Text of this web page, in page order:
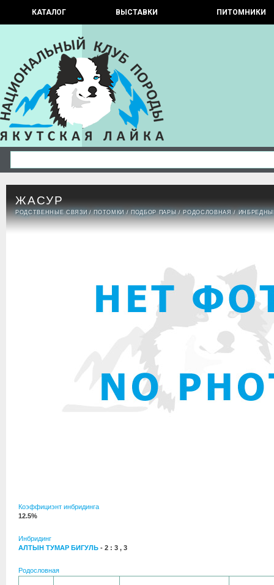
КАТАЛОГ ВЫСТАВКИ ПИТОМНИКИ
ЖАСУР
РОДСТВЕННЫЕ СВЯЗИ /ПОТОМКИ /ПОДБОР ПАРЫ /РОДОСЛОВНАЯ /
Коэффициэнт инбридинга
12.5%
Инбридинг
АЛТЫН ТУМАР БИГУЛЬ - 2 : 3 , 3
Родословная